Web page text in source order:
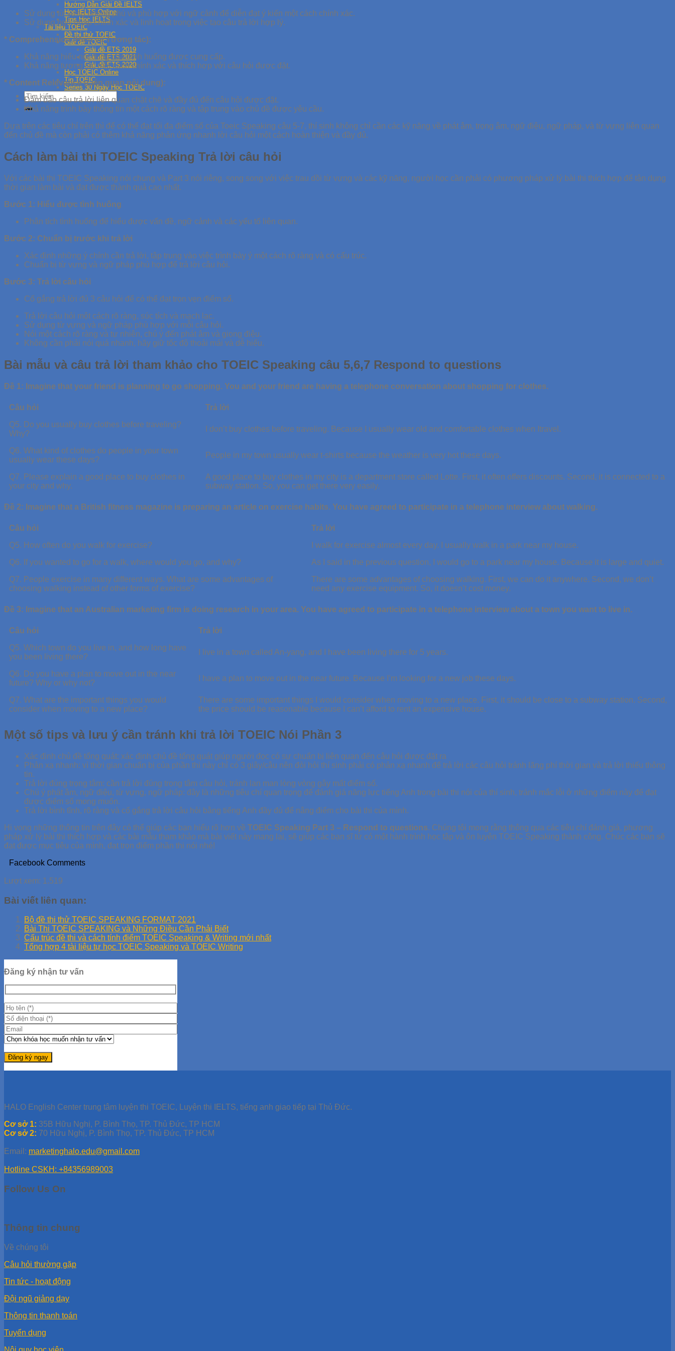
Hướng Dẫn Giải Đề IELTS
Học IELTS Online
Tips Học IELTS
Tài liệu TOEIC
Đề thi thử TOEIC
Giải đề TOEIC
Giải đề ETS 2019
Giải đề ETS 2021
Giải đề ETS 2020
Học TOEIC Online
Tip TOEIC
Series 30 Ngày Học TOEIC
Sử dụng từ vựng phong phú và phù hợp với ngữ cảnh để diễn đạt ý kiến một cách chính xác.
Sử dụng ngữ pháp chính xác và linh hoạt trong việc tạo câu trả lời hợp lý.
* Comprehension (Hiểu và Tương tác):
Khả năng hiểu nội dung của hình huống được cung cấp.
Khả năng tương tác một cách chính xác và thích hợp với câu hỏi được đặt.
* Content Relevance (Liên quan nội dung):
Đảm bảo câu trả lời liên quan chặt chẽ và đầy đủ đến câu hỏi được đặt.
Khả năng trình bày thông tin một cách rõ ràng và tập trung vào chủ đề được yêu cầu.
Dựa trên các tiêu chí trên thì để có thể đạt tối đa điểm số của Toeic Speaking câu 5-7, thí sinh không chỉ cần các kỹ năng về phát âm, trọng âm, ngữ điệu, ngữ pháp, và từ vựng liên quan
đến chủ đề mà còn phải có thêm khả năng phản ứng nhanh lời câu hỏi một cách hoàn thiện và đầy đủ.
Cách làm bài thi TOEIC Speaking Trả lời câu hỏi
Với các bài thi TOEIC Speaking nói chung và Part 3 nói riêng, song song với việc trau dồi từ vựng và các kỹ năng, người học cần phải có phương pháp xử lý bài thi thích hợp để tận dụng
thời gian làm bài và đạt được thành quả cao nhất.
Bước 1: Hiểu được tình huống
Phân tích tình huống để hiểu được vấn đề, ngữ cảnh và các yếu tố liên quan.
Bước 2: Chuẩn bị trước khi trả lời
Xác định những ý chính cần trả lời, tập trung vào việc trình bày ý một cách rõ ràng và có cấu trúc.
Chuẩn bị từ vựng và ngữ pháp phù hợp để trả lời câu hỏi.
Bước 3: Trả lời câu hỏi
Cố gắng trả lời đủ 3 câu hỏi để có thể đạt trọn vẹn điểm số.
Trả lời câu hỏi một cách rõ ràng, súc tích và mạch lạc.
Sử dụng từ vựng và ngữ pháp phù hợp với mỗi câu hỏi.
Nói một cách rõ ràng và tự nhiên, chú ý đến phát âm và giọng điệu.
Không cần phải nói quá nhanh, hãy giữ tốc độ thoải mái và dễ hiểu.
Bài mẫu và câu trả lời tham khảo cho TOEIC Speaking câu 5,6,7 Respond to questions
Đề 1: Imagine that your friend is planning to go shopping. You and your friend are having a telephone conversation about shopping for clothes.
Câu hỏi
Trả lời
Q5. Do you usually buy clothes before traveling?
Why?
I don’t buy clothes before traveling. Because I usually wear old and comfortable clothes when Itravel.
Q6. What kind of clothes do people in your town
usually wear these days?
People in my town usually wear t-shirts because the weather is very hot these days.
Q7. Please explain a good place to buy clothes in
your city and why.
A good place to buy clothes in my city is a department store called Lotte. First, it often offers discounts. Second, it is connected to a
subway station. So, you can get there very easily.
Đề 2: Imagine that a British fitness magazine is preparing an article on exercise habits. You have agreed to participate in a telephone interview about walking.
Câu hỏi
Trả lời
Q5. How often do you walk for exercise?
I walk for exercise almost every day. I usually walk in a park near my house.
Q6. If you wanted to go for a walk, where would you go, and why?
As I said in the previous question, I would go to a park near my house. Because it is large and quiet.
Q7. People exercise in many different ways. What are some advantages of
choosing walking instead of other forms of exercise?
There are some advantages of choosing walking. First, we can do it anywhere. Second, we don’t
need any exercise equipment. So, it doesn’t cost money.
Đề 3: Imagine that an Australian marketing firm is doing research in your area. You have agreed to participate in a telephone interview about a town you want to live in.
Câu hỏi
Trả lời
Q5. Which town do you live in, and how long have
you been living there?
I live in a town called An-yang, and I have been living there for 5 years.
Q6. Do you have a plan to move out in the near
future? Why or why not?
I have a plan to move out in the near future. Because I’m looking for a new job these days.
Q7. What are the important things you would
consider when moving to a new place?
There are some important things I would consider when moving to a new place. First, it should be close to a subway station. Second,
the price should be reasonable because I can’t afford to rent an expensive house.
Một số tips và lưu ý cần tránh khi trả lời TOEIC Nói Phần 3
Xác định chủ đề tổng quát: xác định chủ đề tổng quát giúp người đọc có sự chuẩn bị liên quan đến câu hỏi được đặt ra
Phản xạ nhanh: vì thời gian chuẩn bị của phần thi này chỉ có 3 giây/câu nên đòi hỏi thí sinh phải có phản xạ nhanh để trả lời các câu hỏi tránh lãng phí thời gian và trả lời thiếu thông
tin.
Trả lời đúng trọng tâm: cần trả lời đúng trọng tâm câu hỏi, tránh lan man lòng vòng gây mất điểm số.
Chú ý phát âm, ngữ điệu, từ vựng, ngữ pháp: đây là những tiêu chí quan trọng để đánh giá năng lực tiếng Anh trong bài thi nói của thí sinh, tránh mắc lỗi ở những điểm này để đạt
được điểm số mong muốn.
Trả lời bình tĩnh, rõ ràng và cố gắng trả lời câu hỏi bằng tiếng Anh đầy đủ để nâng điểm cho bài thi của mình.
Hi vọng những thông tin trên đây có thể giúp các bạn hiểu rõ hơn về TOEIC Speaking Part 3 – Respond to questions. Chúng tôi mong rằng thông qua các tiêu chí đánh giá, phương
pháp xử lý bài thi thích hợp và các bài mẫu tham khảo mà bài viết này mang lại, sẽ giúp các bạn sĩ tử có một hành trình học tập và ôn luyện TOEIC Speaking thành công. Chúc các bạn sẽ
đạt được mục tiêu của mình, đạt trọn điểm phần thi nói nhé!
Facebook Comments
Lượt xem: 1.519
Bài viết liên quan:
Bộ đề thi thử TOEIC SPEAKING FORMAT 2021
Bài Thi TOEIC SPEAKING và Những Điều Cần Phải Biết
Cấu trúc đề thi và cách tính điểm TOEIC Speaking & Writing mới nhất
Tổng hợp 4 tài liệu tự học TOEIC Speaking và TOEIC Writing
Đăng ký nhận tư vấn
HALO English Center trung tâm luyện thi TOEIC, Luyện thi IELTS, tiếng anh giao tiếp tại Thủ Đức.
Cơ sở 1: 35B Hữu Nghị, P. Bình Thọ, TP. Thủ Đức, TP HCM
Cơ sở 2: 70 Hữu Nghị, P. Bình Thọ, TP. Thủ Đức, TP HCM
Email: marketinghalo.edu@gmail.com
Hotline CSKH: +84356989003
Follow Us On
Thông tin chung
Về chúng tôi
Câu hỏi thường gặp
Tin tức - hoạt động
Đội ngũ giảng dạy
Thông tin thanh toán
Tuyển dụng